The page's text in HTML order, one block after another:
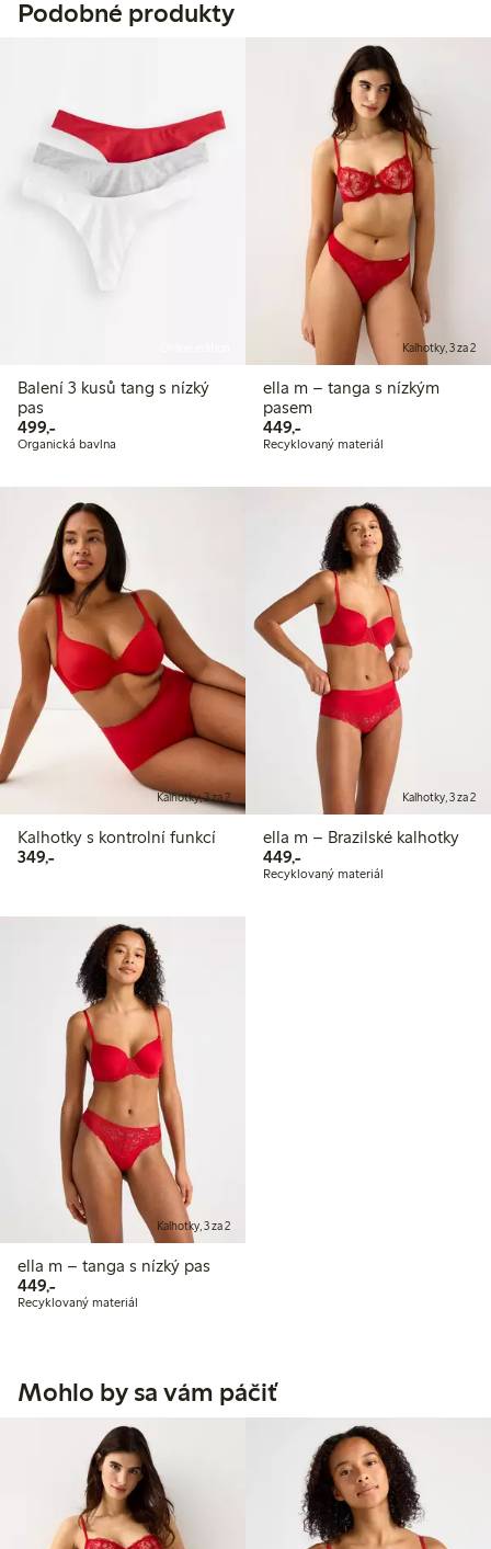
Podobné produkty
Balení 3 kusů tang s nízký
pas
499,-499,00 Kč
Organická bavlna
Kalhotky, 3 za 2
ella m – tanga s nízkým
pasem
449,-449,00 Kč
Recyklovaný materiál
Kalhotky, 3 za 2
Kalhotky s kontrolní funkcí
349,-349,00 Kč
Kalhotky, 3 za 2
ella m – Brazilské kalhotky
449,-449,00 Kč
Recyklovaný materiál
Kalhotky, 3 za 2
ella m – tanga s nízký pas
449,-449,00 Kč
Recyklovaný materiál
Mohlo by sa vám páčiť